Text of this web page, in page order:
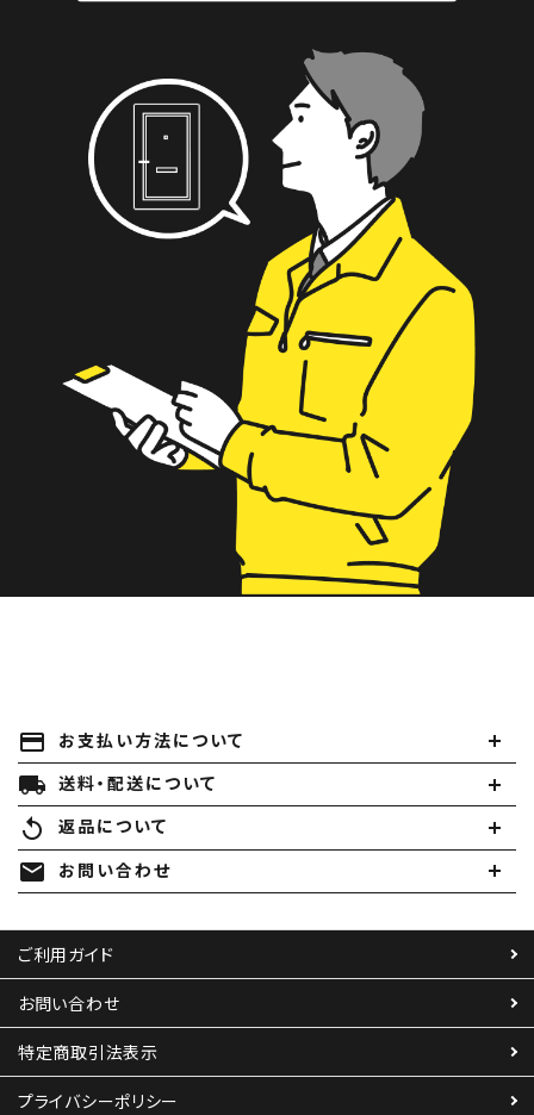
payment お支払い方法について
local_shipping 送料・配送について
replay 返品について
mail お問い合わせ
ご利用ガイド
お問い合わせ
特定商取引法表示
プライバシーポリシー